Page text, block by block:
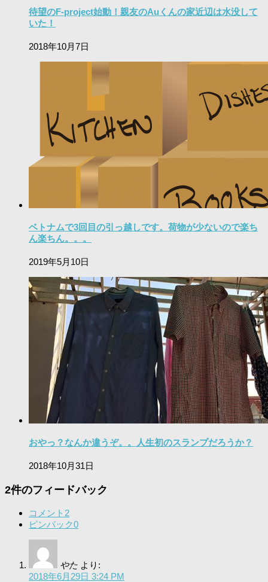
待望のF-project始動！親友のAuくんの家近辺は水没して
いた！
2018年10月7日
ベトナムで3回目の引っ越しです。荷物が少ないので楽ち
ん楽ちん。。。
2019年5月10日
おやっ？なんか違うぞ。。人生初のスランプだろうか？
2018年10月31日
2件のフィードバック
コメント 2
ピンバック0
やた より:
2018年6月29日 3:24 PM